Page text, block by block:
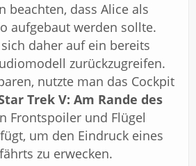
beachten, dass Alice als
aufgebaut werden sollte.
daher auf ein bereits
zurückzugreifen.
nutzte man das Cockpit
Trek V: Am Rande des
Frontspoiler und Flügel
um den Eindruck eines
zu erwecken.